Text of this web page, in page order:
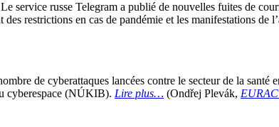
Le service russe Telegram a publié de nouvelles fuites de
restrictions en cas de pandémie et les manifestations
de cyberattaques lancées contre le secteur de la
cyberespace (NÚKIB). Lire plus… (Ondřej Plevák,